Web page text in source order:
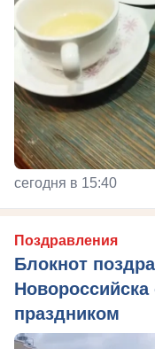
сегодня в 15:40
Поздравления
Блокнот
праздником